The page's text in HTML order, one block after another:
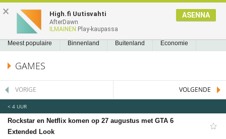
NIEUWS2.NL
Nieuws
Meest populaire
Buitenland
Politiek
Sport
Voetbal
NIEUWS REEDS GELEZEN BLADWIJZERS
Meest populaire Binnenland Buitenland Economie
PolitiekGAMES
VORIGE VOLGENDE
< 4 UUR
Rockstar en Netflix komen op 27 augustus met GTA 6
Extended Look
× High.fi Uutisvahti
AfterDawn
ILMAINEN Play-kaupassa
ASENNA